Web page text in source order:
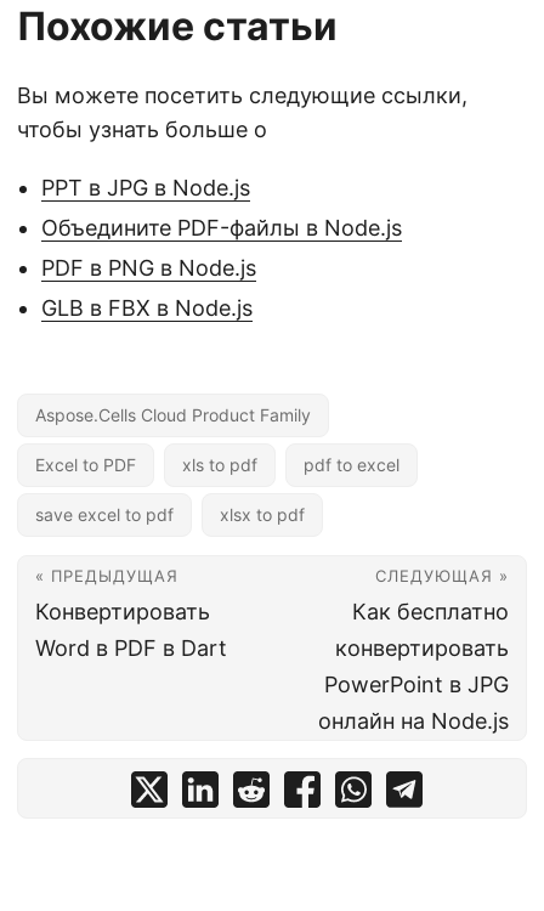
Похожие статьи
Вы можете посетить следующие ссылки,
чтобы узнать больше о
PPT в JPG в Node.js
Объедините PDF-файлы в Node.js
PDF в PNG в Node.js
GLB в FBX в Node.js
Aspose.Cells Cloud Product Family
Excel to PDF xls to pdf pdf to excel
save excel to pdf xlsx to pdf
« ПРЕДЫДУЩАЯ
Конвертировать
Word в PDF в Dart
СЛЕДУЮЩАЯ »
Как бесплатно
конвертировать
PowerPoint в JPG
онлайн на Node.js